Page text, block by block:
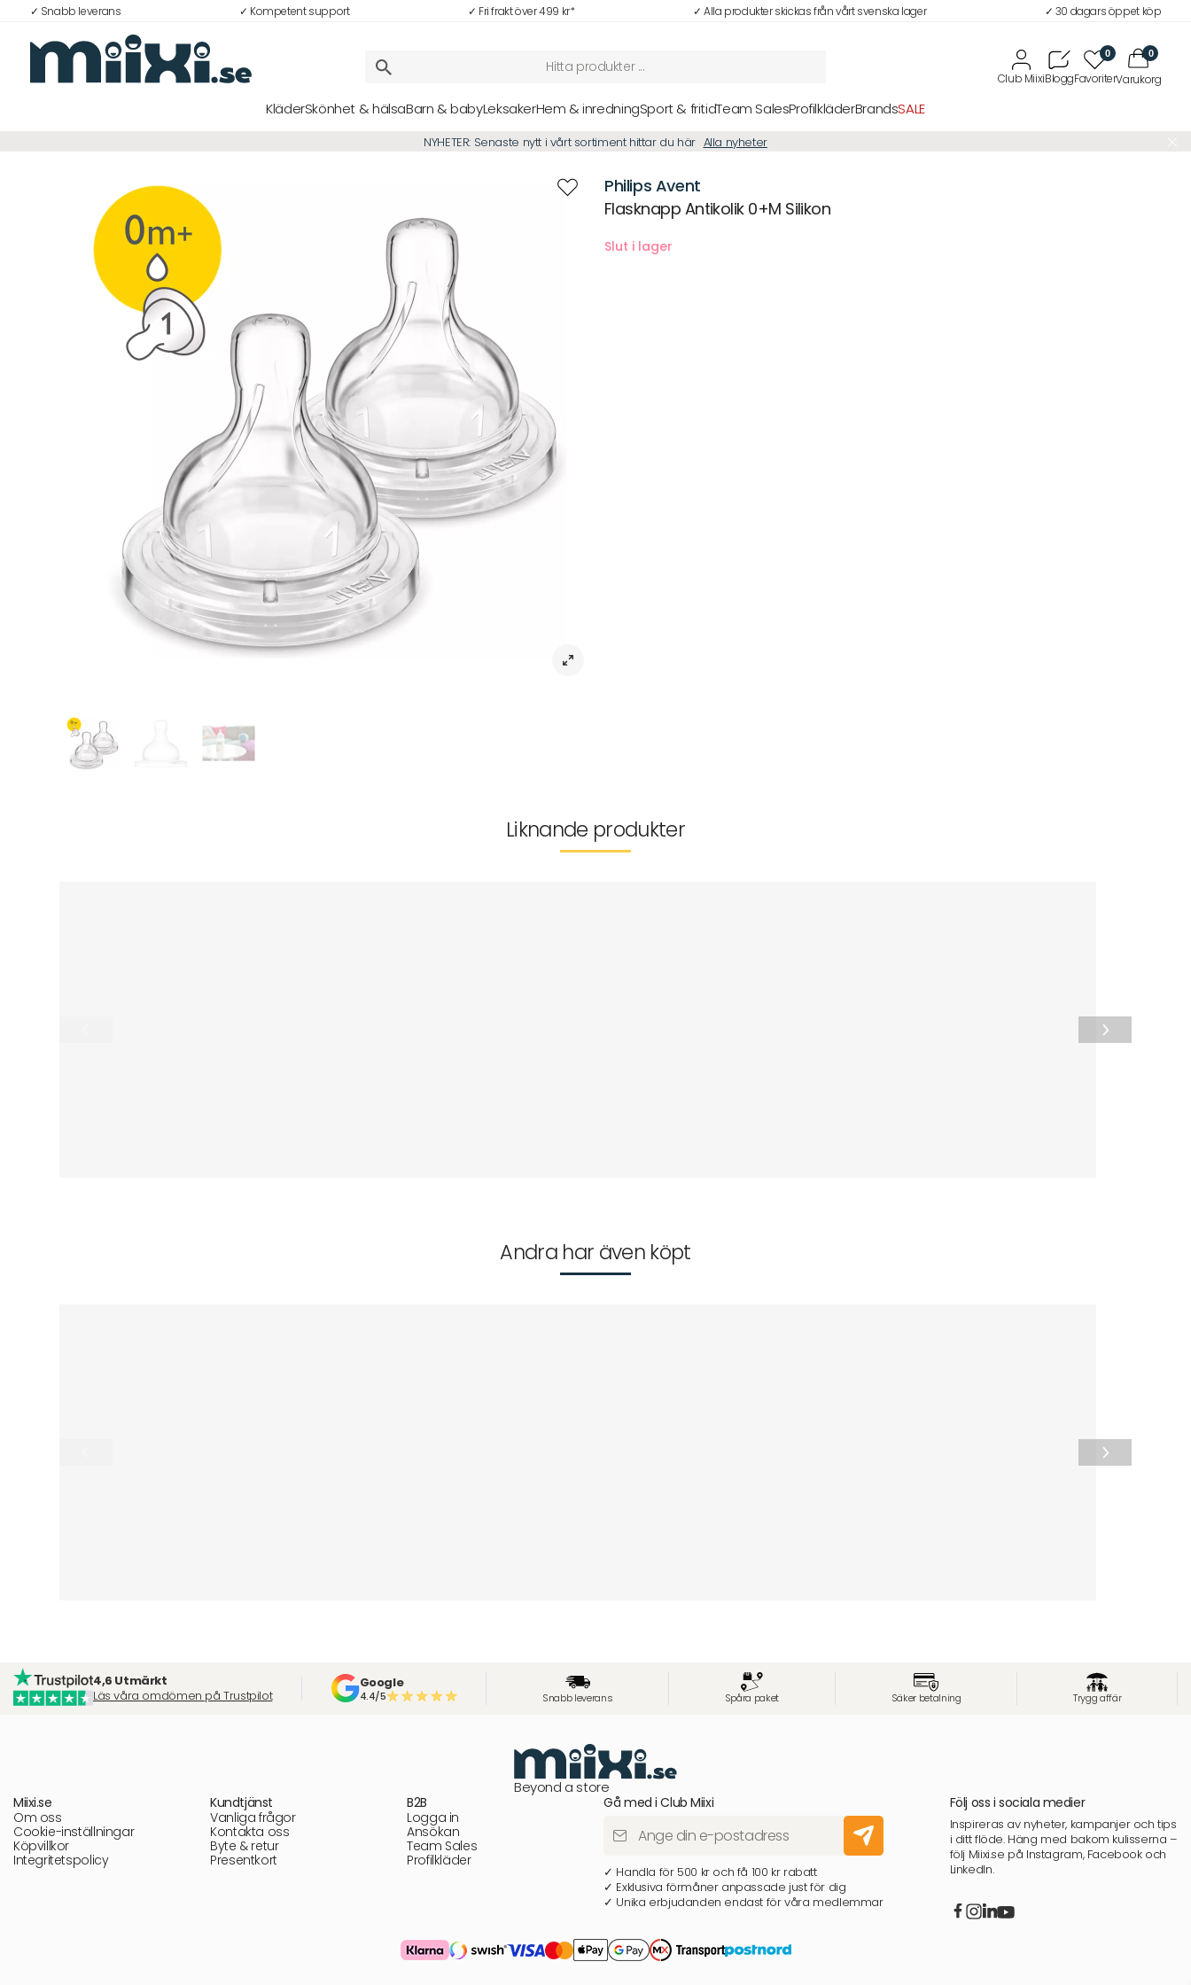
✓ Snabb leverans ✓ Kompetent support ✓ Fri frakt över 499 kr* ✓ Alla produkter skickas från vårt svenska lager ✓ 30 dagars öppet köp
0 0
KläderSkönhet & hälsaBarn & babyLeksakerHem & inredningSport & fritidTeam SalesProfilkläderBrandsSALE
E-postadress
Logga in
NYHETER: Senaste nytt i vårt sortiment hittar du här Alla nyheter
Philips Avent
Flasknapp Antikolik 0+M Silikon
Liknande produkter
Andra har även köpt
4,6 Utmärkt
Läs våra omdömen på Trustpilot
Google
4.4/5 Snabb leverans Spåra paket Säker betalning Trygg affär
Beyond a store
Miixi.se
Om oss
Cookie-inställningar
Köpvillkor
Integritetspolicy
Kundtjänst
Vanliga frågor
Kontakta oss
Byte & retur
Presentkort
B2B
Logga in
Ansökan
Team Sales
Profilkläder
Gå med i Club Miixi
✓ Handla för 500 kr och få 100 kr rabatt
✓ Exklusiva förmåner anpassade just för dig
✓ Unika erbjudanden endast för våra medlemmar
Följ oss i sociala medier
Inspireras av nyheter, kampanjer och tips
i ditt flöde. Häng med bakom kulisserna –
följ Miixi.se på Instagram, Facebook och
LinkedIn.